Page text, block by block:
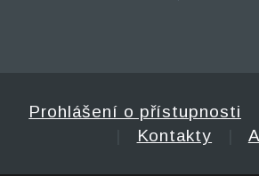
Prohlášení o přístupnosti
Kontakty